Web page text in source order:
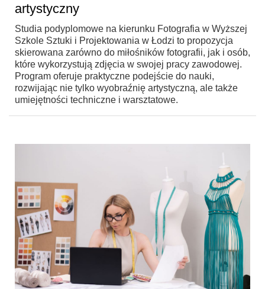
artystyczny
Studia podyplomowe na kierunku Fotografia w Wyższej
Szkole Sztuki i Projektowania w Łodzi to propozycja
skierowana zarówno do miłośników fotografii, jak i osób,
które wykorzystują zdjęcia w swojej pracy zawodowej.
Program oferuje praktyczne podejście do nauki,
rozwijając nie tylko wyobraźnię artystyczną, ale także
umiejętności techniczne i warsztatowe.